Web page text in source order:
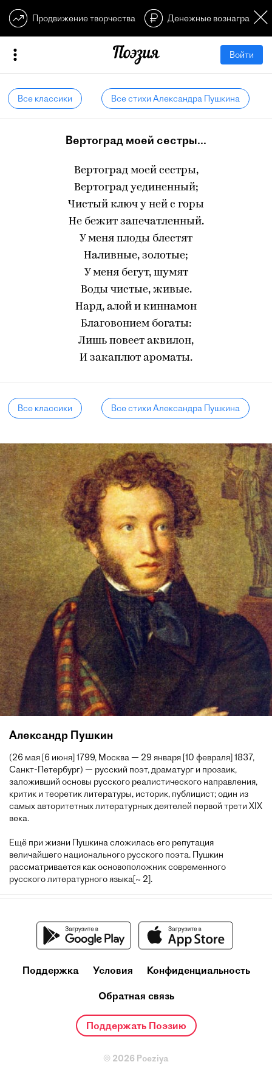
Продвижение творчества Денежные
Войти
Все классики Все стихи Александра Пушкина
Вертоград моей сестры...
Вертоград моей сестры,
Вертоград уединенный;
Чистый ключ у ней с горы
Не бежит запечатленный.
У меня плоды блестят
Наливные, золотые;
У меня бегут, шумят
Воды чистые, живые.
Нард, алой и киннамон
Благовонием богаты:
Лишь повеет аквилон,
И закаплют ароматы.
Все классики Все стихи Александра Пушкина
Александр Пушкин
(26 мая [6 июня] 1799, Москва — 29 января [10 февраля] 1837,
Санкт-Петербург) — русский поэт, драматург и прозаик,
заложивший основы русского реалистического направления,
критик и теоретик литературы, историк, публицист; один из
самых авторитетных литературных деятелей первой трети XIX
века.
Ещё при жизни Пушкина сложилась его репутация
величайшего национального русского поэта. Пушкин
рассматривается как основоположник современного
русского литературного языка[~ 2].
Поддержка Условия Конфиденциальность
Обратная связь
Поддержать Поэзию
© 2026 Poeziya